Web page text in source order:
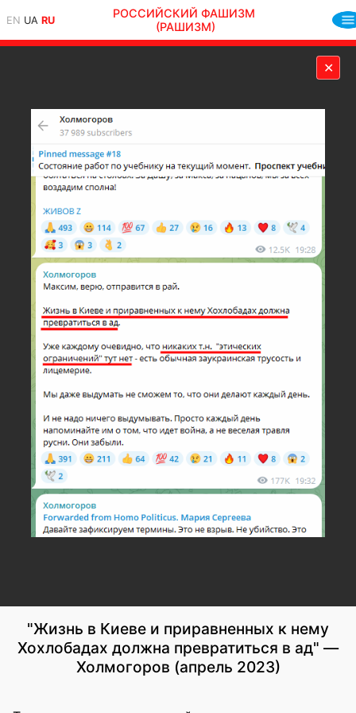
EN UA RU
РОССИЙСКИЙ ФАШИЗМ
(РАШИЗМ)
✕
"Жизнь в Киеве и приравненных к нему
Хохлобадах должна превратиться в ад" —
Холмогоров (апрель 2023)